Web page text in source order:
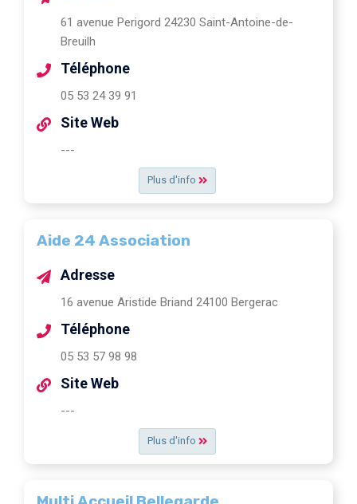
Plus d'info
61 avenue Perigord 24230 Saint-Antoine-de-
Breuilh
Téléphone
05 53 24 39 91
Site Web
---
Aide 24 Association
Plus d'info
Adresse
16 avenue Aristide Briand 24100 Bergerac
Téléphone
05 53 57 98 98
Site Web
---